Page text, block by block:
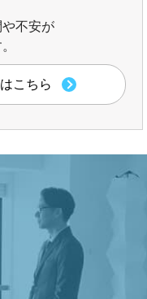
不安が
こちら